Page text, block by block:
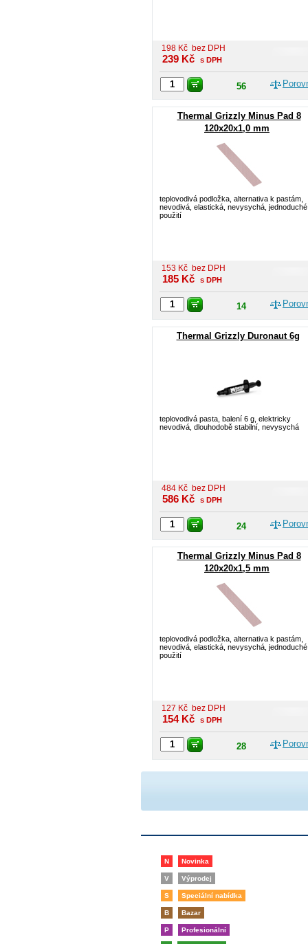
198 Kč bez DPH
239 Kč s DPH
56
Thermal Grizzly Minus Pad 8
120x20x1,0 mm
teplovodivá podložka, alternativa k pastám,
nevodivá, elastická, nevysychá, jednoduché
použití
153 Kč bez DPH
185 Kč s DPH
14
Thermal Grizzly Duronaut 6g
teplovodivá pasta, balení 6 g, elektricky
nevodivá, dlouhodobě stabilní, nevysychá
484 Kč bez DPH
586 Kč s DPH
24
Thermal Grizzly Minus Pad 8
120x20x1,5 mm
teplovodivá podložka, alternativa k pastám,
nevodivá, elastická, nevysychá, jednoduché
použití
127 Kč bez DPH
154 Kč s DPH
28
N Novinka
V Výprodej
S Speciální nabídka
B Bazar
P Profesionální